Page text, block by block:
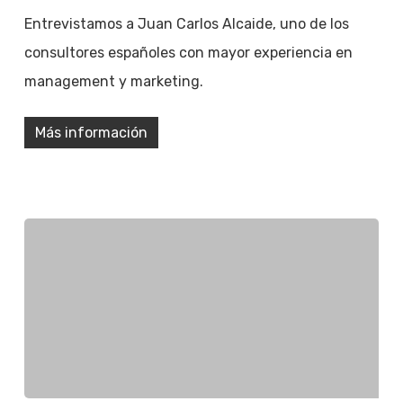
Entrevistamos a Juan Carlos Alcaide, uno de los
consultores españoles con mayor experiencia en
management y marketing.
Más información